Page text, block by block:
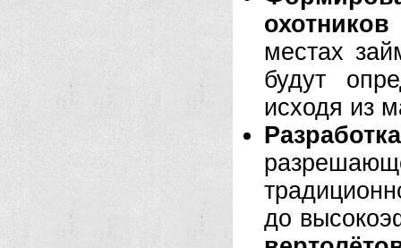
охотников
местах
будут
исходя из
до